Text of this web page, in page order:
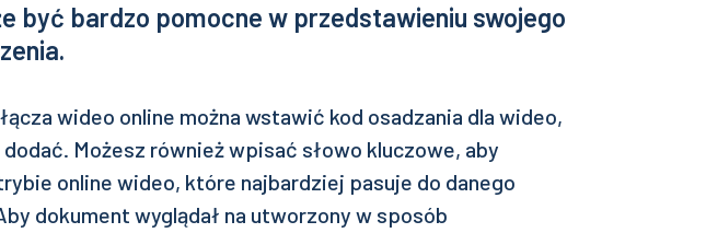
być bardzo pomocne w przedstawieniu swojego
wideo online można wstawić kod osadzania dla wideo,
Możesz również wpisać słowo kluczowe, aby
online wideo, które najbardziej pasuje do danego
dokument wyglądał na utworzony w sposób